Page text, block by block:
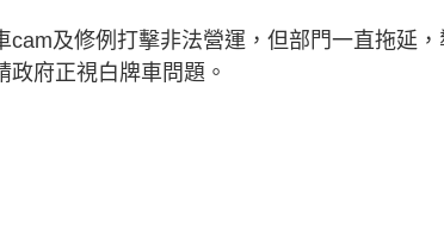
及修例打擊非法營運，但部門一直拖延，
府正視白牌車問題。